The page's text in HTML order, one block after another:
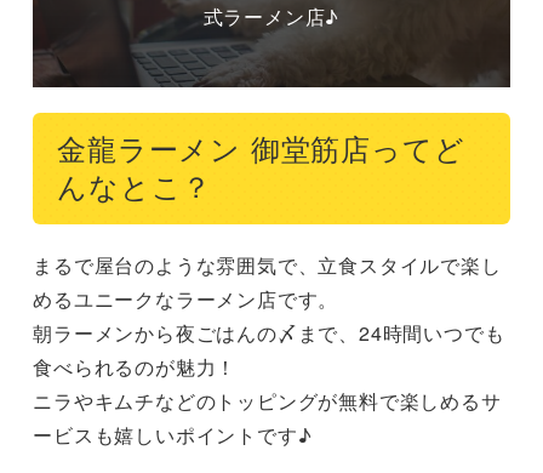
式ラーメン店♪
金龍ラーメン 御堂筋店ってど
んなとこ？
まるで屋台のような雰囲気で、立食スタイルで楽し
めるユニークなラーメン店です。
朝ラーメンから夜ごはんの〆まで、24時間いつでも
食べられるのが魅力！
ニラやキムチなどのトッピングが無料で楽しめるサ
ービスも嬉しいポイントです♪